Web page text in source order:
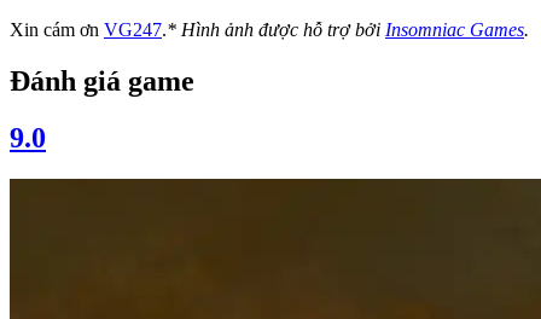
Xin cám ơn VG247.* Hình ảnh được hỗ trợ bởi Insomniac Games.
Đánh giá game
9.0